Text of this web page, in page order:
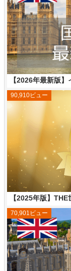
【2026年最新版
【2025年版】
90,910ビュー
70,901ビュー